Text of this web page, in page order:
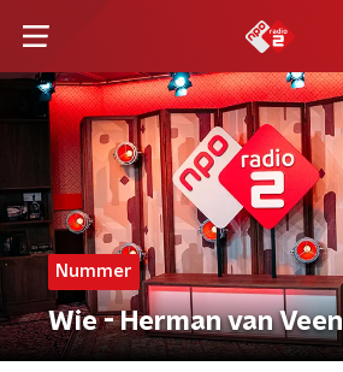
Nummer
Wie - Herman van Veen